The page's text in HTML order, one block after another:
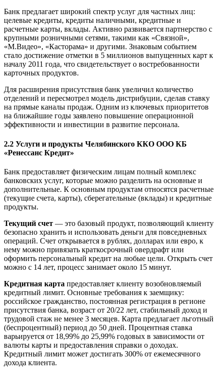
Банк предлагает широкий спектр услуг для частных лиц:
целевые кредиты, кредиты наличными, кредитные и
расчетные карты, вклады. Активно развивается партнерство с
крупными розничными сетями, такими как «Связной»,
«М.Видео», «Касторама» и другими. Знаковым событием
стало достижение отметки в 5 миллионов выпущенных карт к
началу 2011 года, что свидетельствует о востребованности
карточных продуктов.
Для расширения присутствия банк увеличил количество
отделений и пересмотрел модель дистрибуции, сделав ставку
на прямые каналы продаж. Одним из ключевых приоритетов
на ближайшие годы заявлено повышение операционной
эффективности и инвестиции в развитие персонала.
2.2 Услуги и продукты Челябинского ККО ООО КБ
«Ренессанс Кредит»
Банк предоставляет физическим лицам полный комплекс
банковских услуг, которые можно разделить на основные и
дополнительные. К основным продуктам относятся расчетные
(текущие счета, карты), сберегательные (вклады) и кредитные
продукты.
Текущий счет — это базовый продукт, позволяющий клиенту
безопасно хранить и использовать деньги для повседневных
операций. Счет открывается в рублях, долларах или евро, к
нему можно привязать краткосрочный овердрафт или
оформить персональный кредит на любые цели. Открыть счет
можно с 14 лет, процесс занимает около 15 минут.
Кредитная карта предоставляет клиенту возобновляемый
кредитный лимит. Основные требования к заемщику:
российское гражданство, постоянная регистрация в регионе
присутствия банка, возраст от 20/22 лет, стабильный доход и
трудовой стаж не менее 3 месяцев. Карта предлагает льготный
(беспроцентный) период до 50 дней. Процентная ставка
варьируется от 18,99% до 25,99% годовых в зависимости от
валюты карты и предоставления справки о доходах.
Кредитный лимит может достигать 300% от ежемесячного
дохода клиента.